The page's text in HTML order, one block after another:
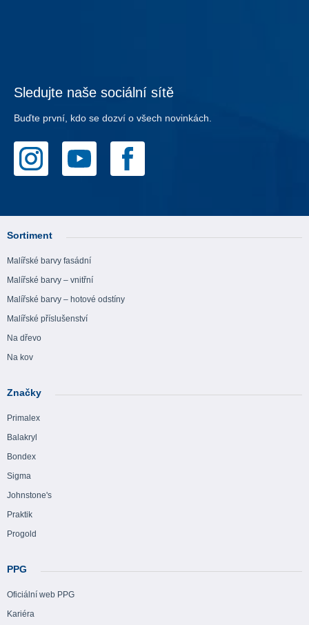
Sledujte naše sociální sítě
Buďte první, kdo se dozví o všech novinkách.
Sortiment
Malířské barvy fasádní
Malířské barvy – vnitřní
Malířské barvy – hotové odstíny
Malířské příslušenství
Na dřevo
Na kov
Značky
Primalex
Balakryl
Bondex
Sigma
Johnstone's
Praktik
Progold
PPG
Oficiální web PPG
Kariéra